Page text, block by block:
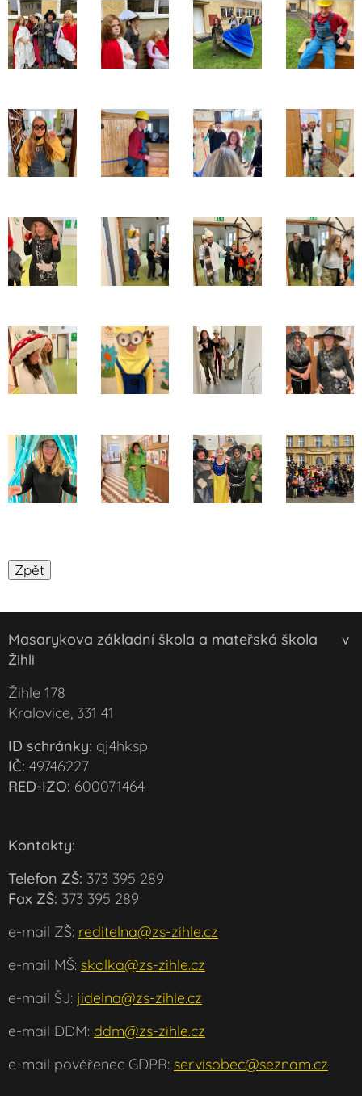
Masarykova základní škola a mateřská škola v
Žihli
Žihle 178
Kralovice, 331 41
ID schránky: qj4hksp
IČ: 49746227
RED-IZO: 600071464
Kontakty:
Telefon ZŠ: 373 395 289
Fax ZŠ: 373 395 289
e-mail ZŠ: reditelna@zs-zihle.cz
e-mail MŠ: skolka@zs-zihle.cz
e-mail ŠJ: jidelna@zs-zihle.cz
e-mail DDM: ddm@zs-zihle.cz
e-mail pověřenec GDPR: servisobec@seznam.cz